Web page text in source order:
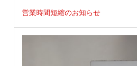
営業時間短縮のお知らせ